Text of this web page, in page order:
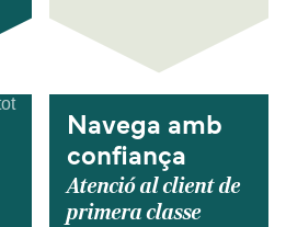
Navega amb
confiança
Atenció al client de
primera classe